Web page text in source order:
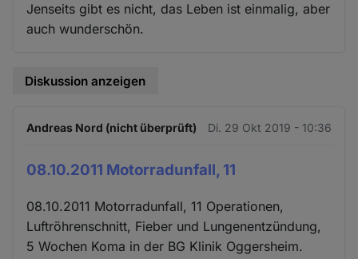
Jenseits gibt es nicht, das Leben ist einmalig, aber
auch wunderschön.
Diskussion anzeigen
Andreas Nord (nicht überprüft) Di. 29 Okt 2019 - 10:36
08.10.2011 Motorradunfall, 11
08.10.2011 Motorradunfall, 11 Operationen,
Luftröhrenschnitt, Fieber und Lungenentzündung,
5 Wochen Koma in der BG Klinik Oggersheim.